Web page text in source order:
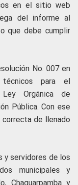
en el sitio web
del informe al
que debe cumplir
No. 007 en
para el
Orgánica de
Pública. Con ese
de llenado
y servidores de los
municipales y
Chaguarpamba y